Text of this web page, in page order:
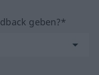
geben?*